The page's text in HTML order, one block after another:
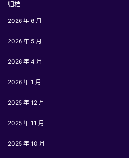
归档
2026 年 6 月
2026 年 5 月
2026 年 4 月
2026 年 1 月
2025 年 12 月
2025 年 11 月
2025 年 10 月